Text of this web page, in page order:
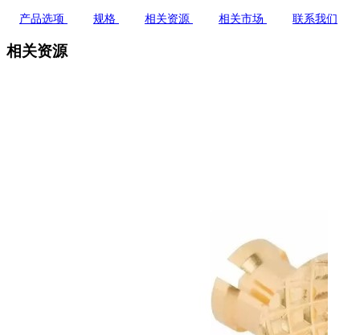
产品选项 规格 相关资源 相关市场 联系我们
相关资源